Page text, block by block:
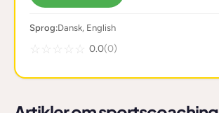
Sprog:Dansk, English
☆☆☆☆☆ 0.0(0)